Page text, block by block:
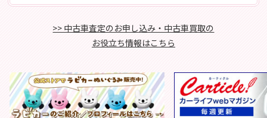
>> 中古車査定のお申し込み・中古車買取の
お役立ち情報はこちら